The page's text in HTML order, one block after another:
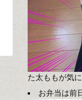
た太ももが気
お弁当は前